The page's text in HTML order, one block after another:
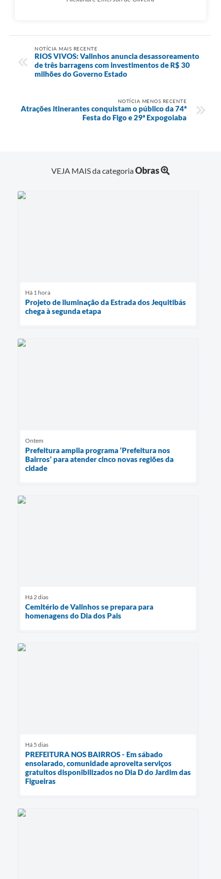
NOTÍCIA MAIS RECENTE
RIOS VIVOS: Valinhos anuncia desassoreamento
de três barragens com investimentos de R$ 30
milhões do Governo Estado
NOTÍCIA MENOS RECENTE
Atrações itinerantes conquistam o público da 74ª
Festa do Figo e 29ª Expogoiaba
VEJA MAIS da categoriaObras
Há 1 hora
Projeto de iluminação da Estrada dos Jequitibás
chega à segunda etapa
Ontem
Prefeitura amplia programa ‘Prefeitura nos
Bairros’ para atender cinco novas regiões da
cidade
Há 2 dias
Cemitério de Valinhos se prepara para
homenagens do Dia dos Pais
Há 5 dias
PREFEITURA NOS BAIRROS - Em sábado
ensolarado, comunidade aproveita serviços
gratuitos disponibilizados no Dia D do Jardim das
Figueiras